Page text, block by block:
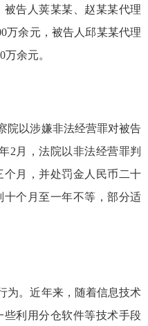
被告人荚某某、赵某某代理
万余元，被告人邱某某代理
余元。
院以涉嫌非法经营罪对被告
2月，法院以非法经营罪判
月，并处罚金人民币二十
个月至一年不等，部分适
为。近年来，随着信息技术
利用分仓软件等技术手段